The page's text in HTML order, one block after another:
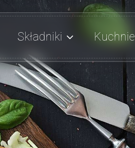
Składniki Kuchnie